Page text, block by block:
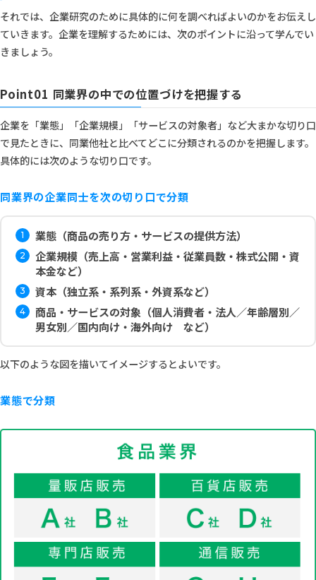
それでは、企業研究のために具体的に何を調べればよいのかをお伝えし
ていきます。企業を理解するためには、次のポイントに沿って学んでい
きましょう。
Point01 同業界の中での位置づけを把握する
企業を「業態」「企業規模」「サービスの対象者」など大まかな切り口
で見たときに、同業他社と比べてどこに分類されるのかを把握します。
具体的には次のような切り口です。
同業界の企業同士を次の切り口で分類
業態（商品の売り方・サービスの提供方法）
企業規模（売上高・営業利益・従業員数・株式公開・資
本金など）
資本（独立系・系列系・外資系など）
商品・サービスの対象（個人消費者・法人／年齢層別／
男女別／国内向け・海外向け など）
以下のような図を描いてイメージするとよいです。
業態で分類